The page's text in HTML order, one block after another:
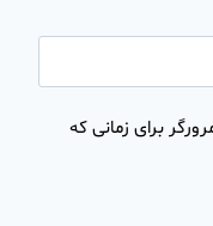
برای زمانی که